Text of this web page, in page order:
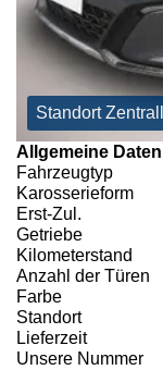
Standort
Allgemeine
Fahrzeugtyp
Karosserieform
Erst-Zul.
Getriebe
Kilometerstand
Anzahl der Türen
Farbe
Standort
Lieferzeit
Unsere Nummer